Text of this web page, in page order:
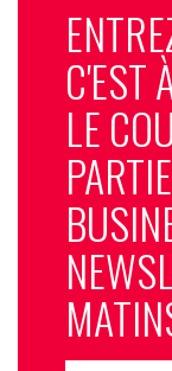
C'EST
LE